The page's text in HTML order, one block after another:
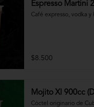
Espresso Martini
Café expresso, vodka y
$8.500
Mojito Xl 900cc
Cóctel originario de